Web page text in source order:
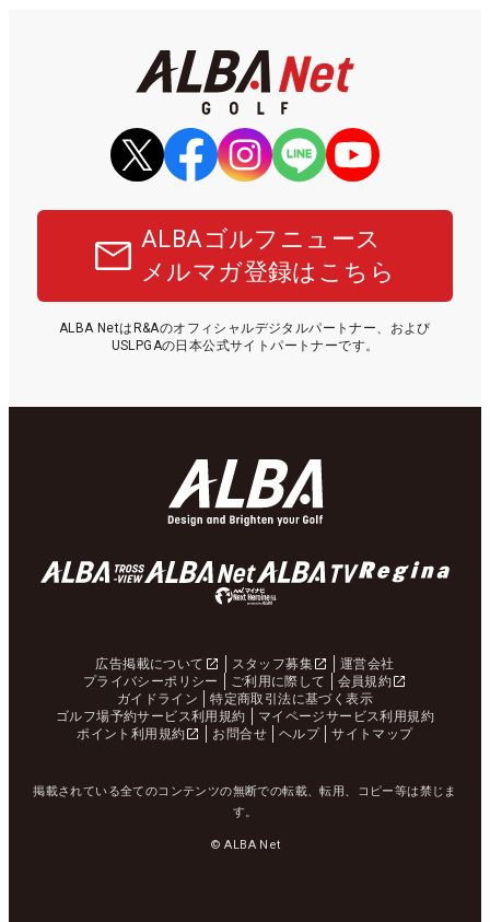
ALBAゴルフニュース
メルマガ登録はこちら
ALBA NetはR&Aのオフィシャルデジタルパートナー、および
USLPGAの日本公式サイトパートナーです。
広告掲載について スタッフ募集
運営会社
プライバシーポリシー
ご利用に際して
会員規約
ガイドライン
特定商取引法に基づく表示
ゴルフ場予約サービス利用規約
マイページサービス利用規約
ポイント利用規約
お問合せ ヘルプ サイトマップ
掲載されている全てのコンテンツの無断での転載、転用、コピー等は禁じま
す。
© ALBA Net